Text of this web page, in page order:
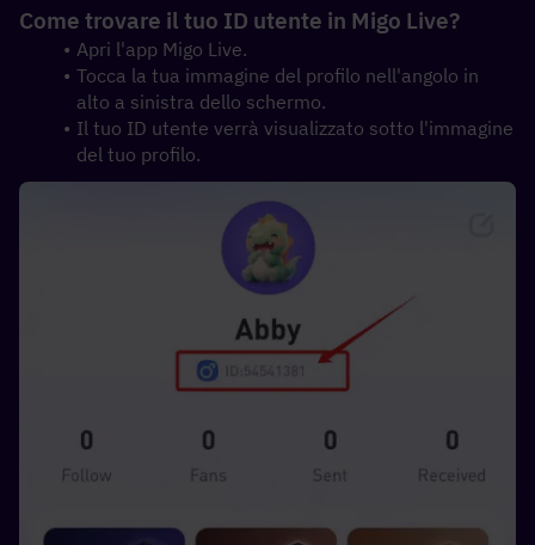
Come trovare il tuo ID utente in Migo Live?
Apri l'app Migo Live.
Tocca la tua immagine del profilo nell'angolo in
alto a sinistra dello schermo.
Il tuo ID utente verrà visualizzato sotto l'immagine
del tuo profilo.